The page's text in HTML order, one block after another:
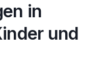
in
und